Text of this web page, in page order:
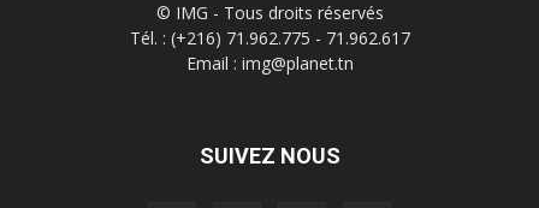
© IMG - Tous droits réservés
Tél. : (+216) 71.962.775 - 71.962.617
Email : img@planet.tn
SUIVEZ NOUS